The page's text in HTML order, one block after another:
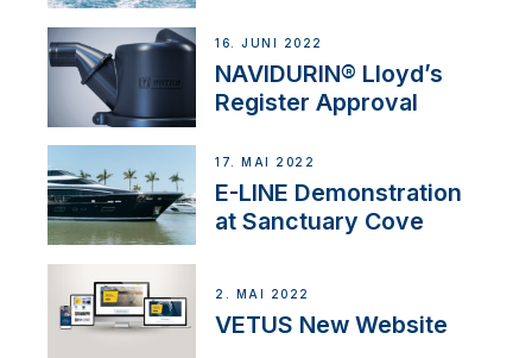
16. JUNI 2022
NAVIDURIN® Lloyd’s
Register Approval
17. MAI 2022
E-LINE Demonstration
at Sanctuary Cove
2. MAI 2022
VETUS New Website